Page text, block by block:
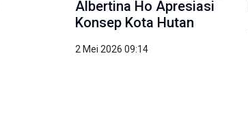
Albertina Ho Apresiasi
Konsep Kota Hutan
2 Mei 2026 09:14